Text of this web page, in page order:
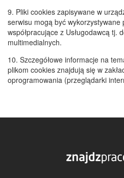
9. Pliki cookies zapisywane w
serwisu mogą być
współpracujące z Usługodawcą tj.
multimedialnych.
10. Szczegółowe informacje na
plikom cookies znajdują się w
oprogramowania (przeglądarki